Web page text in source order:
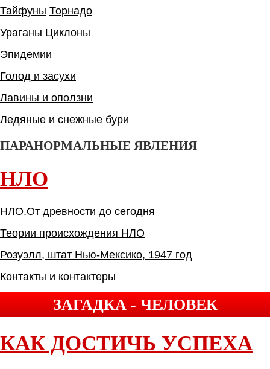
Тайфуны Торнадо
Ураганы Циклоны
Эпидемии
Голод и засухи
Лавины и оползни
Ледяные и снежные бури
ПАРАНОРМАЛЬНЫЕ ЯВЛЕНИЯ
НЛО
НЛО.От древности до сегодня
Теории происхождения НЛО
Розуэлл, штат Нью-Мексико, 1947 год
Контакты и контактеры
ЗАГАДКА - ЧЕЛОВЕК
КАК ДОСТИЧЬ УСПЕХА